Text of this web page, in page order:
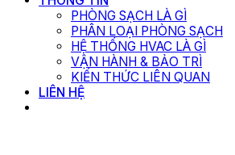
PHÒNG SẠCH LÀ GÌ
PHÂN LOẠI PHÒNG SẠCH
HỆ THỐNG HVAC LÀ GÌ
VẬN HÀNH & BẢO TRÌ
KIẾN THỨC LIÊN QUAN
LIÊN HỆ